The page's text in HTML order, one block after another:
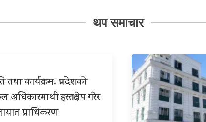
थप समाचार
तथा कार्यक्रमः प्रदेशको
अधिकारमाथी हस्तक्षेप गरेर
प्राधिकरण